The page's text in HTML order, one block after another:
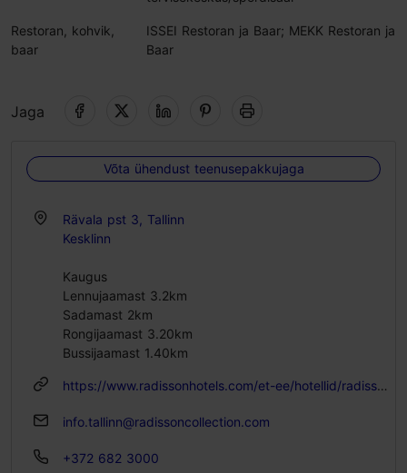
Restoran, kohvik,
baar
ISSEI Restoran ja Baar; MEKK Restoran ja
Baar
Jaga
Võta ühendust teenusepakkujaga
Rävala pst 3, Tallinn
Kesklinn
Kaugus
Lennujaamast 3.2km
Sadamast 2km
Rongijaamast 3.20km
Bussijaamast 1.40km
https://www.radissonhotels.com/et-ee/hotellid/radisson-collection-tallinn
info.tallinn@radissoncollection.com
+372 682 3000